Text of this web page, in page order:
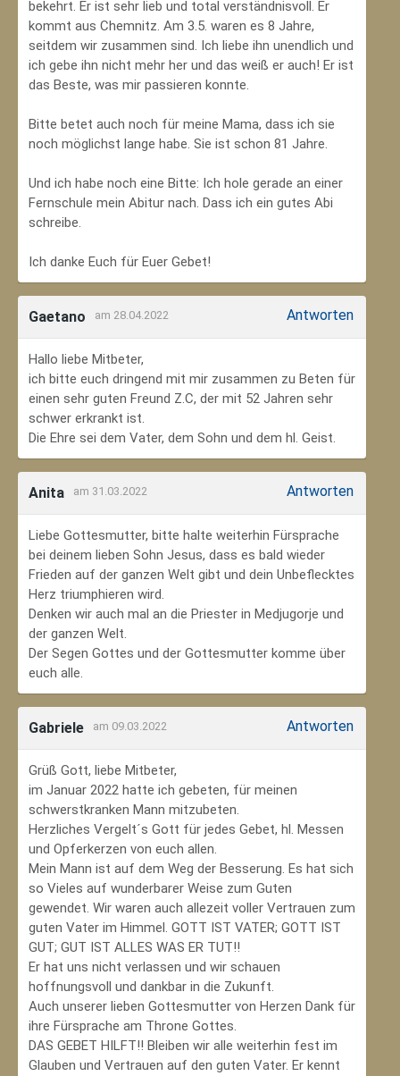
bekehrt. Er ist sehr lieb und total verständnisvoll. Er
kommt aus Chemnitz. Am 3.5. waren es 8 Jahre,
seitdem wir zusammen sind. Ich liebe ihn unendlich und
ich gebe ihn nicht mehr her und das weiß er auch! Er ist
das Beste, was mir passieren konnte.
Bitte betet auch noch für meine Mama, dass ich sie
noch möglichst lange habe. Sie ist schon 81 Jahre.
Und ich habe noch eine Bitte: Ich hole gerade an einer
Fernschule mein Abitur nach. Dass ich ein gutes Abi
schreibe.
Ich danke Euch für Euer Gebet!
Gaetano am 28.04.2022 Antworten
Hallo liebe Mitbeter,
ich bitte euch dringend mit mir zusammen zu Beten für
einen sehr guten Freund Z.C, der mit 52 Jahren sehr
schwer erkrankt ist.
Die Ehre sei dem Vater, dem Sohn und dem hl. Geist.
Anita am 31.03.2022 Antworten
Liebe Gottesmutter, bitte halte weiterhin Fürsprache
bei deinem lieben Sohn Jesus, dass es bald wieder
Frieden auf der ganzen Welt gibt und dein Unbeflecktes
Herz triumphieren wird.
Denken wir auch mal an die Priester in Medjugorje und
der ganzen Welt.
Der Segen Gottes und der Gottesmutter komme über
euch alle.
Gabriele am 09.03.2022 Antworten
Grüß Gott, liebe Mitbeter,
im Januar 2022 hatte ich gebeten, für meinen
schwerstkranken Mann mitzubeten.
Herzliches Vergelt´s Gott für jedes Gebet, hl. Messen
und Opferkerzen von euch allen.
Mein Mann ist auf dem Weg der Besserung. Es hat sich
so Vieles auf wunderbarer Weise zum Guten
gewendet. Wir waren auch allezeit voller Vertrauen zum
guten Vater im Himmel. GOTT IST VATER; GOTT IST
GUT; GUT IST ALLES WAS ER TUT!!
Er hat uns nicht verlassen und wir schauen
hoffnungsvoll und dankbar in die Zukunft.
Auch unserer lieben Gottesmutter von Herzen Dank für
ihre Fürsprache am Throne Gottes.
DAS GEBET HILFT!! Bleiben wir alle weiterhin fest im
Glauben und Vertrauen auf den guten Vater. Er kennt